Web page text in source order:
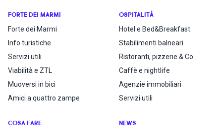
FORTE DEI MARMI
Forte dei Marmi
Info turistiche
Servizi utili
Viabilità e ZTL
Muoversi in bici
Amici a quattro zampe
OSPITALITÀ
Hotel e Bed&Breakfast
Stabilimenti balneari
Ristoranti, pizzerie & Co.
Caffè e nightlife
Agenzie immobiliari
Servizi utili
COSA FARE NEWS